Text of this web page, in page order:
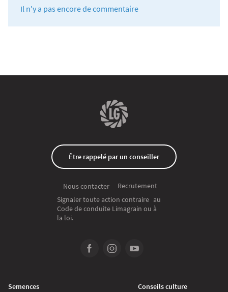
Il n'y a pas encore de commentaire
Être rappelé par un conseiller
Nous contacter
Recrutement
Signaler toute action contraire au
Code de conduite Limagrain ou à
la loi.
Semences
Conseils culture